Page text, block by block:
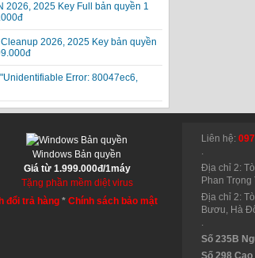
2026, 2025 Key Full bản quyền 1
2026, 2025 Key bản quyền
Error: 80047ec6,
Windows Bản quyền
Giá từ 1.999.000đ/1máy
Tặng phần mềm diệt virus
đổi trả hàng *Chính sách bảo mật
Liên hệ:
.
Địa chỉ 2:
Phan Trọng
Địa chỉ 2:
Bươu, Hà
.
Số 235B
Số 298 Cao